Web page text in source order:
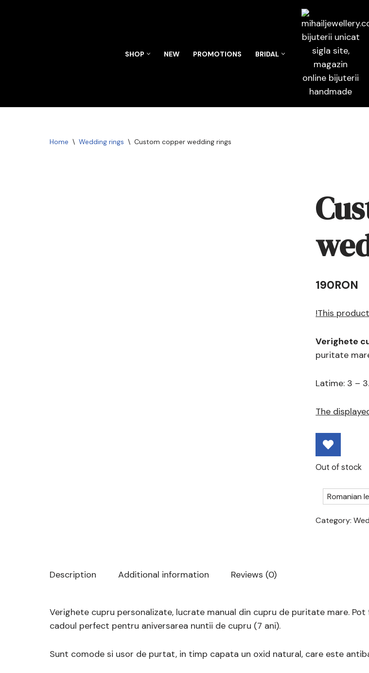
SHOP NEW PROMOTIONS BRIDAL
Home \ Wedding rings \ Custom copper wedding rings
190RON
!This
Verighete
puritate
Latime: 3 –
The
Out of stock
Romanian
Category:
Description Additional information Reviews (0)
Verighete cupru personalizate, lucrate manual din cupru de puritate mare.
cadoul perfect pentru aniversarea nuntii de cupru (7 ani).
Sunt comode si usor de purtat, in timp capata un oxid natural, care este